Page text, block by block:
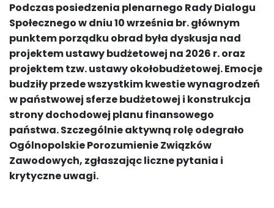
Podczas posiedzenia plenarnego Rady Dialogu
Społecznego w dniu 10 września br. głównym
punktem porządku obrad była dyskusja nad
projektem ustawy budżetowej na 2026 r. oraz
projektem tzw. ustawy okołobudżetowej. Emocje
budziły przede wszystkim kwestie wynagrodzeń
w państwowej sferze budżetowej i konstrukcja
strony dochodowej planu finansowego
państwa. Szczególnie aktywną rolę odegrało
Ogólnopolskie Porozumienie Związków
Zawodowych, zgłaszając liczne pytania i
krytyczne uwagi.